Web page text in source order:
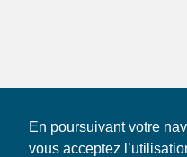
En poursuivant votre
vous acceptez